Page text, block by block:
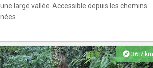
large vallée. Accessible depuis les chemins
explore 36.7 km